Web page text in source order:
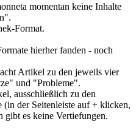
momentan keine Inhalte
Format.
hierher fanden - noch
Artikel zu den jeweils vier
und "Probleme".
ausschließlich zu den
(in der Seitenleiste auf + klicken,
gibt es keine Vertiefungen.